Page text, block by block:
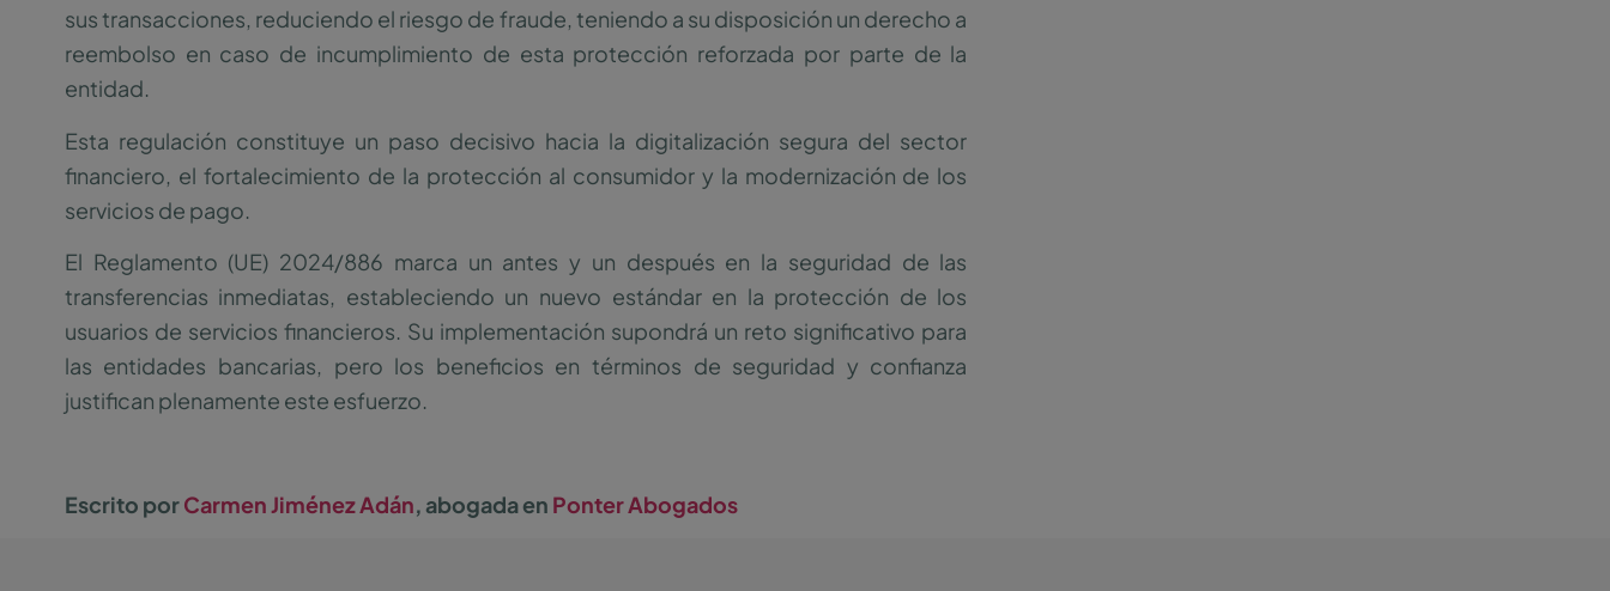
sus transacciones, reduciendo el riesgo de fraude, teniendo a su disposición un derecho a
reembolso en caso de incumplimiento de esta protección reforzada por parte de la
entidad.
Esta regulación constituye un paso decisivo hacia la digitalización segura del sector
financiero, el fortalecimiento de la protección al consumidor y la modernización de los
servicios de pago.
El Reglamento (UE) 2024/886 marca un antes y un después en la seguridad de las
transferencias inmediatas, estableciendo un nuevo estándar en la protección de los
usuarios de servicios financieros. Su implementación supondrá un reto significativo para
las entidades bancarias, pero los beneficios en términos de seguridad y confianza
justifican plenamente este esfuerzo.
Escrito porCarmen Jiménez Adán, abogada en Ponter Abogados